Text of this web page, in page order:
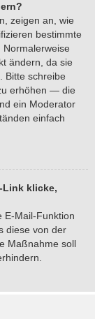
zeigen an, wie
bestimmte
ändern, da sie
Bitte schreibe
erhöhen — die
ein Moderator
einfach
Link klicke,
E-Mail-Funktion
diese von der
Maßnahme soll